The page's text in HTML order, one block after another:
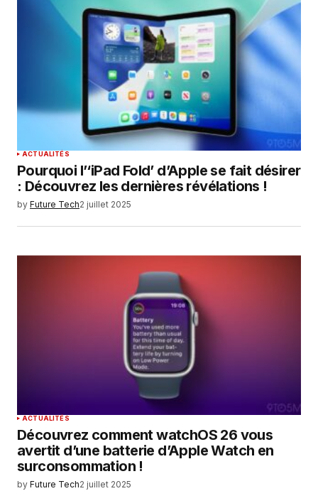
ACTUALITÉS
Pourquoi l’‘iPad Fold’ d’Apple se fait désirer
: Découvrez les dernières révélations !
by Future Tech2 juillet 2025
ACTUALITÉS
Découvrez comment watchOS 26 vous
avertit d’une batterie d’Apple Watch en
surconsommation !
by Future Tech2 juillet 2025